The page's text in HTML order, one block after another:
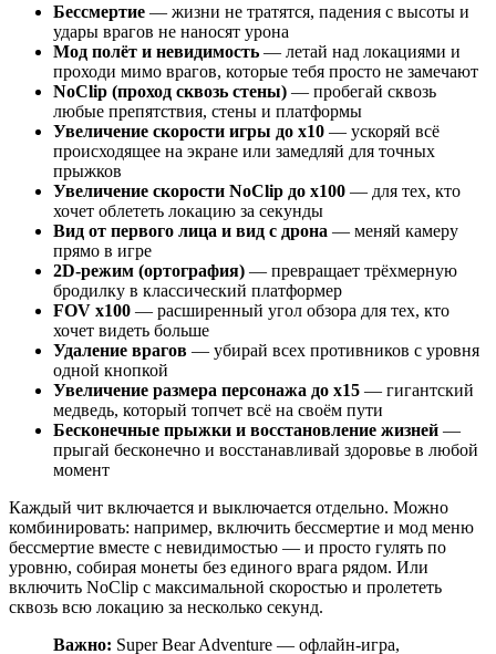
Бессмертие — жизни не тратятся, падения с высоты и
удары врагов не наносят урона
Мод полёт и невидимость — летай над локациями и
проходи мимо врагов, которые тебя просто не замечают
NoClip (проход сквозь стены) — пробегай сквозь
любые препятствия, стены и платформы
Увеличение скорости игры до x10 — ускоряй всё
происходящее на экране или замедляй для точных
прыжков
Увеличение скорости NoClip до x100 — для тех, кто
хочет облететь локацию за секунды
Вид от первого лица и вид с дрона — меняй камеру
прямо в игре
2D-режим (ортография) — превращает трёхмерную
бродилку в классический платформер
FOV x100 — расширенный угол обзора для тех, кто
хочет видеть больше
Удаление врагов — убирай всех противников с уровня
одной кнопкой
Увеличение размера персонажа до x15 — гигантский
медведь, который топчет всё на своём пути
Бесконечные прыжки и восстановление жизней —
прыгай бесконечно и восстанавливай здоровье в любой
момент
Каждый чит включается и выключается отдельно. Можно
комбинировать: например, включить бессмертие и мод меню
бессмертие вместе с невидимостью — и просто гулять по
уровню, собирая монеты без единого врага рядом. Или
включить NoClip с максимальной скоростью и пролететь
сквозь всю локацию за несколько секунд.
Важно: Super Bear Adventure — офлайн-игра,